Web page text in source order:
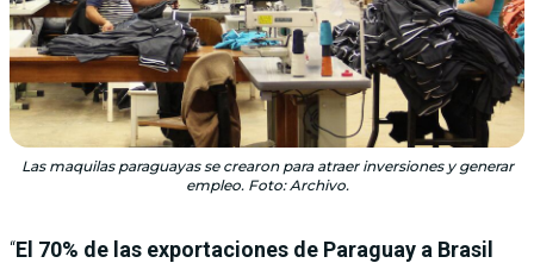
Las maquilas paraguayas se crearon para atraer inversiones y generar
empleo. Foto: Archivo.
“El 70% de las exportaciones de Paraguay a Brasil